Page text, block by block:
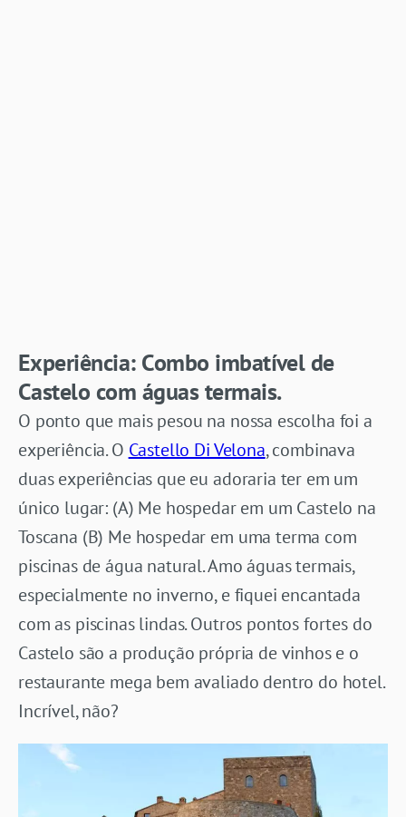
Experiência: Combo imbatível de
Castelo com águas termais.
O ponto que mais pesou na nossa escolha foi a
experiência. O Castello Di Velona, combinava
duas experiências que eu adoraria ter em um
único lugar: (A) Me hospedar em um Castelo na
Toscana (B) Me hospedar em uma terma com
piscinas de água natural. Amo águas termais,
especialmente no inverno, e fiquei encantada
com as piscinas lindas. Outros pontos fortes do
Castelo são a produção própria de vinhos e o
restaurante mega bem avaliado dentro do hotel.
Incrível, não?